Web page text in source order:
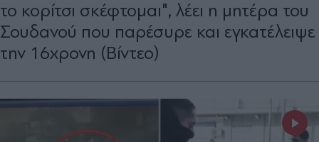
το κορίτσι σκέφτομαι", λέει η μητέρα του
Σουδανού που παρέσυρε και εγκατέλειψε
την 16χρονη (Βίντεο)